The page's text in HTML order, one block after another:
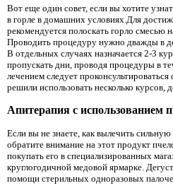
Вот еще один совет, если вы хотите
в горле в домашних условиях.Для
рекомендуется полоскать горло смесью
Проводить процедуру нужно дважды в
В отдельных случаях назначается 2-3
пропускать дни, проводя процедуры в
лечением следует
решили использовать несколько курсов,
Апитерапия с использованием
Если вы не знаете, как вылечить
обратите внимание на этот продукт
покупать его в специализированных
круглогодичной медовой ярмарке.
помощи стерильных одноразовых